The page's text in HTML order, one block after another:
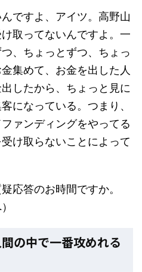
ですよ、アイツ。高野山
取ってないんですよ。一
、ちょっとずつ、ちょっ
集めて、お金を出した人
したから、ちょっと見に
になっている。つまり、
ァンディングをやってる
け取らないことによって
応答のお時間ですか。
の中で一番攻めれる